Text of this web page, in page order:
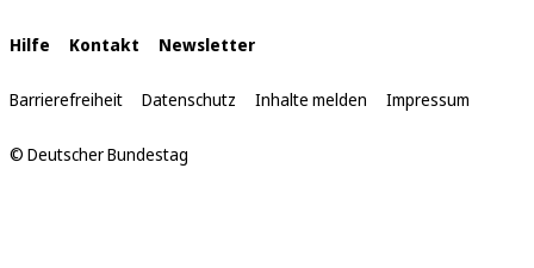
Interne
Links
Hilfe Kontakt Newsletter
Barrierefreiheit Datenschutz Inhalte melden Impressum
© Deutscher Bundestag